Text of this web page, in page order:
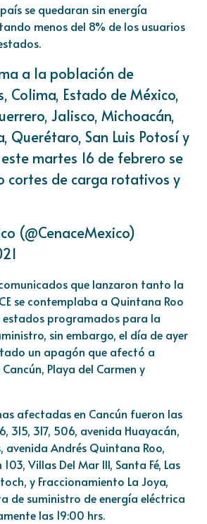
se quedaran sin energía
menos del 8% de los usuarios
a la población de
Colima, Estado de México,
Jalisco, Michoacán,
Querétaro, San Luis Potosí y
martes 16 de febrero se
cortes de carga rotativos y
(@CenaceMexico)
que lanzaron tanto la
se contemplaba a Quintana Roo
programados para la
sin embargo, el día de ayer
un apagón que afectó a
Playa del Carmen y
afectadas en Cancún fueron las
315, 317, 506, avenida Huayacán,
avenida Andrés Quintana Roo,
Villas Del Mar III, Santa Fé, Las
y Fraccionamiento La Joya,
de suministro de energía eléctrica
las 19:00 hrs.